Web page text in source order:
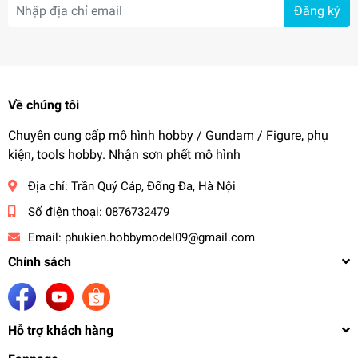
Đăng ký
Về chúng tôi
Chuyên cung cấp mô hình hobby / Gundam / Figure, phụ
kiện, tools hobby. Nhận sơn phết mô hình
Địa chỉ: Trần Quý Cáp, Đống Đa, Hà Nội
Số điện thoại: 0876732479
Email: phukien.hobbymodel09@gmail.com
Chính sách
Hỗ trợ khách hàng